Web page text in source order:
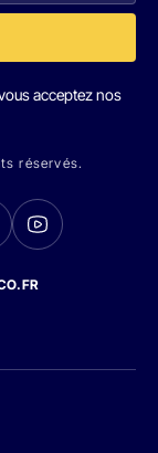
acceptez nos
réservés.